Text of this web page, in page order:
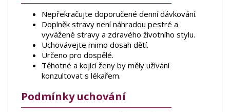
Nepřekračujte doporučené denní dávkování.
Doplněk stravy není náhradou pestré a
vyvážené stravy a zdravého životního stylu.
Uchovávejte mimo dosah dětí.
Určeno pro dospělé.
Těhotné a kojící ženy by měly užívání
konzultovat s lékařem.
Podmínky uchování